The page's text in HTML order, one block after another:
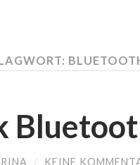
/ KEINE